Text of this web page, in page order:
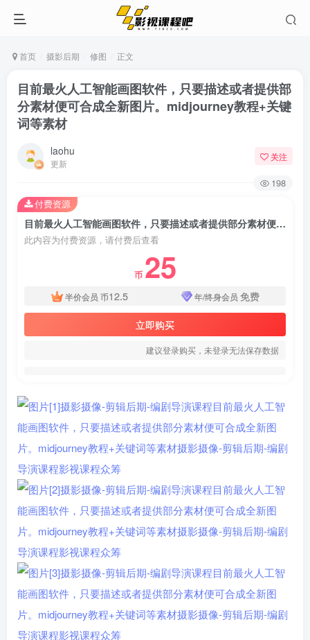
首页 摄影后期 修图 正文
目前最火人工智能画图软件，只要描述或者提供部
分素材便可合成全新图片。midjourney教程+关键
词等素材
laohu
更新
关注
198
目前最火人工智能画图软件，只要描述或者提供部分素材便可合成全新图片。midjourney教程+关键词等素材
此内容为付费资源，请付费后查看
币 25
半价会员 币12.5 年/终身会员 免费
立即购买
建议登录购买，未登录无法保存数据
付费资源